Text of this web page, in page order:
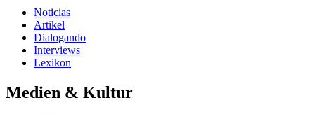
Noticias
Artikel
Dialogando
Interviews
Lexikon
Medien & Kultur